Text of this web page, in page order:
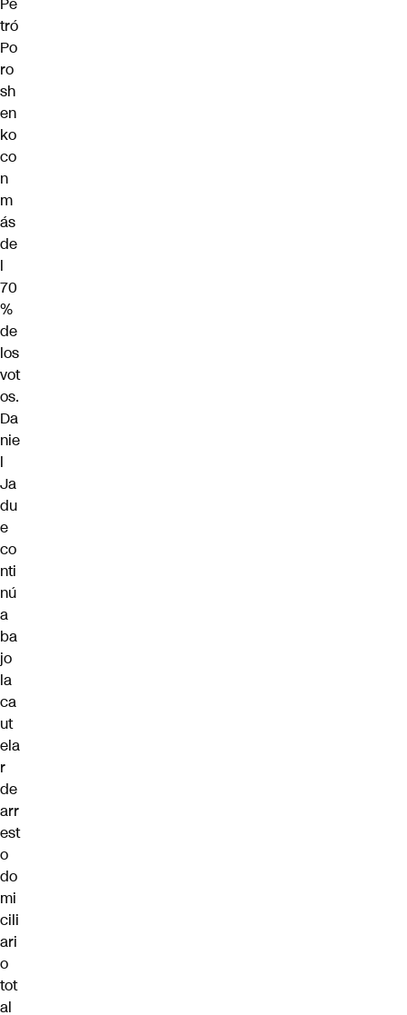
Pe
tró
Po
ro
sh
en
ko
co
n
m
ás
de
l
70
%
de
los
vot
os.
Da
nie
l
Ja
du
e
co
nti
nú
a
ba
jo
la
ca
ut
ela
r
de
arr
est
o
do
mi
cili
ari
o
tot
al